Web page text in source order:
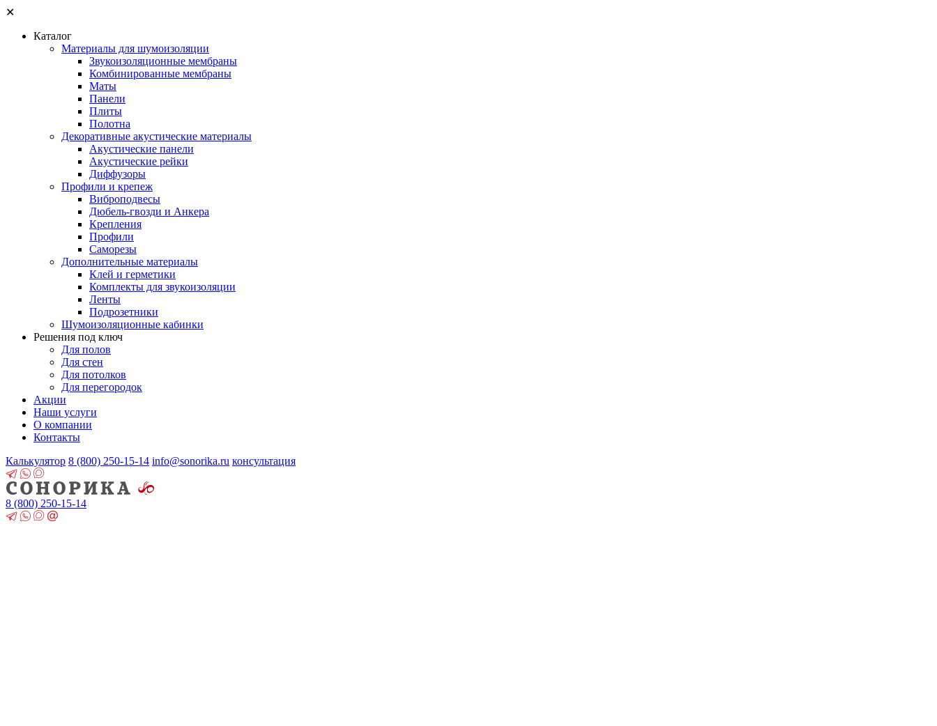
✕
Каталог
Материалы для шумоизоляции
Звукоизоляционные мембраны
Комбинированные мембраны
Маты
Панели
Плиты
Полотна
Декоративные акустические материалы
Акустические панели
Акустические рейки
Диффузоры
Профили и крепеж
Виброподвесы
Дюбель-гвозди и Анкера
Крепления
Профили
Саморезы
Дополнительные материалы
Клей и герметики
Комплекты для звукоизоляции
Ленты
Подрозетники
Шумоизоляционные кабинки
Решения под ключ
Для полов
Для стен
Для потолков
Для перегородок
Акции
Наши услуги
О компании
Контакты
Калькулятор 8 (800) 250-15-14 info@sonorika.ru консультация
8 (800) 250-15-14